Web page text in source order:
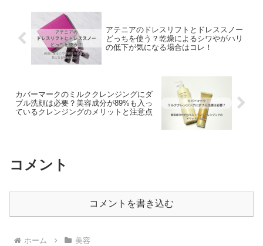
アテニアのドレスリフトとドレススノー
どっちを使う？乾燥によるシワやがハリ
の低下が気になる場合はコレ！
カバーマークのミルククレンジングにダ
ブル洗顔は必要？美容成分が89%も入っ
ているクレンジングのメリットと注意点
コメント
コメントを書き込む
ホーム 美容